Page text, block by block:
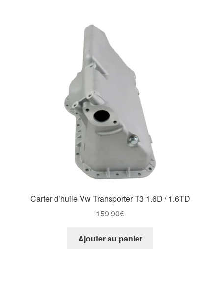
Carter d’huile Vw Transporter T3 1.6D / 1.6TD
159,90€
Ajouter au panier